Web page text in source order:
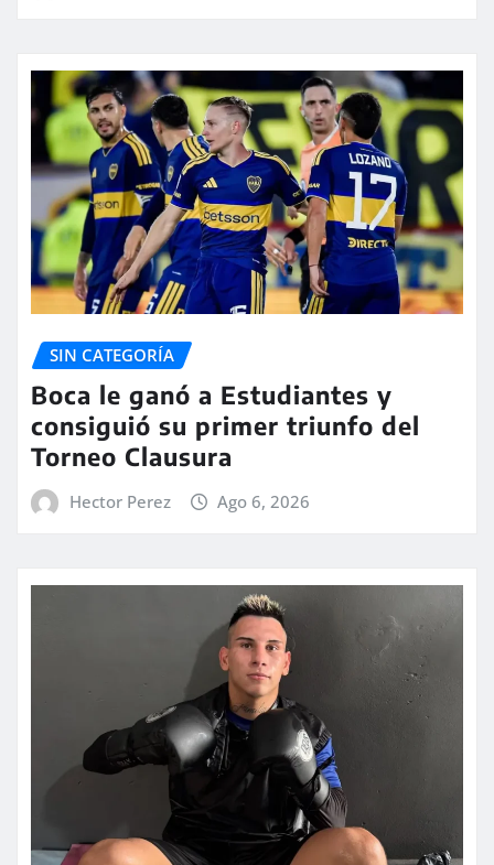
SIN CATEGORÍA
Boca le ganó a Estudiantes y
consiguió su primer triunfo del
Torneo Clausura
Hector Perez Ago 6, 2026